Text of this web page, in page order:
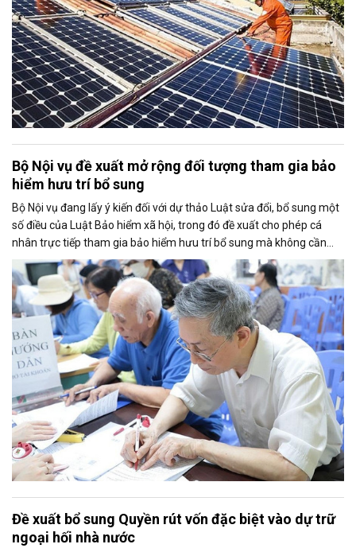
Bộ Nội vụ đề xuất mở rộng đối tượng tham gia bảo
hiểm hưu trí bổ sung
Bộ Nội vụ đang lấy ý kiến đối với dự thảo Luật sửa đổi, bổ sung một
số điều của Luật Bảo hiểm xã hội, trong đó đề xuất cho phép cá
nhân trực tiếp tham gia bảo hiểm hưu trí bổ sung mà không cần
thông qua người sử dụng lao động. Dự thảo cũng điều chỉnh cách
tính thời gian đóng bảo hiểm xã hội nhằm bảo đảm quyền lợi cho
người tham gia.
Đề xuất bổ sung Quyền rút vốn đặc biệt vào dự trữ
ngoại hối nhà nước